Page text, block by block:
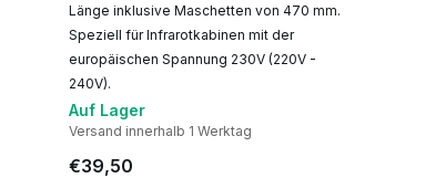
Länge inklusive Maschetten von 470 mm.
Speziell für Infrarotkabinen mit der
europäischen Spannung 230V (220V -
240V).
Auf Lager
Versand innerhalb 1 Werktag
€39,50